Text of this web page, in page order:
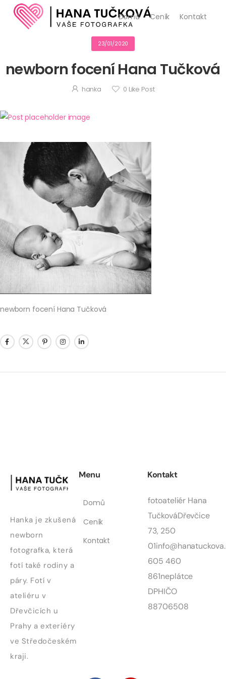
Domů Ceník Kontakt
23/01/2020
newborn focení Hana Tučková
hanka 0 Like Post
newborn focení Hana Tučková
Hanka je zkušená
newborn
fotografka, která
fotí také rodiny a
páry. Fotí v
ateliéru v
Dřevčicích u
Prahy a exteriéry
ve Středočeském
kraji.
Menu
Domů
Ceník
Kontakt
Kontakt
fotoateliér Hana
TučkováDřevčice
73, 250
01
605 460
861neplátce
DPHIČO
88706508